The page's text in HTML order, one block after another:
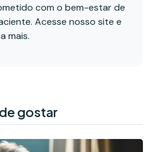
com o bem-estar de
Acesse nosso site e
mais.
gostar